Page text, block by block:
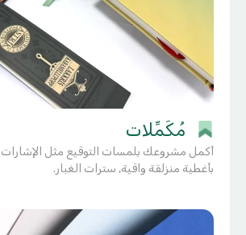
مُكَمِّلات
أكمل مشروعك بلمسات التوقيع مثل الإشارات
بأغطية منزلقة واقية, سترات الغبار.